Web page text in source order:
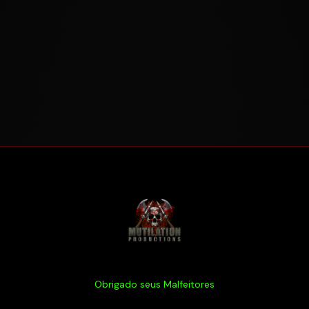
Obrigado seus Malfeitores